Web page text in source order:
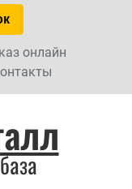
онлайн